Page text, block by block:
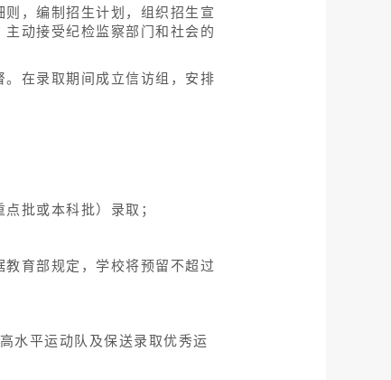
，编制招生计划，组织招生宣
动接受纪检监察部门和社会的
在录取期间成立信访组，安排
批或本科批）录取；
育部规定，学校将预留不超过
水平运动队及保送录取优秀运